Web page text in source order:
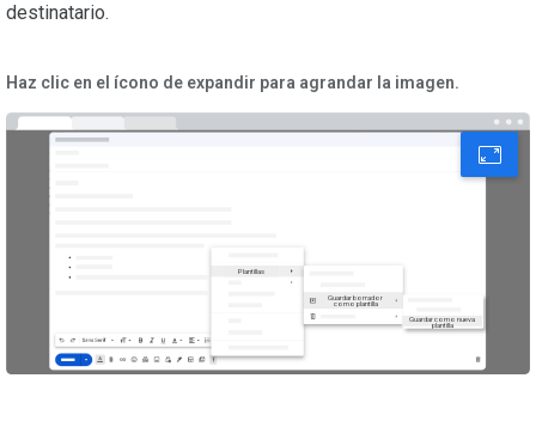
destinatario.
Haz clic en el ícono de expandir para agrandar la imagen.
Plantillas
Guardar borrador
como plantilla
Guardar como nueva
plantilla